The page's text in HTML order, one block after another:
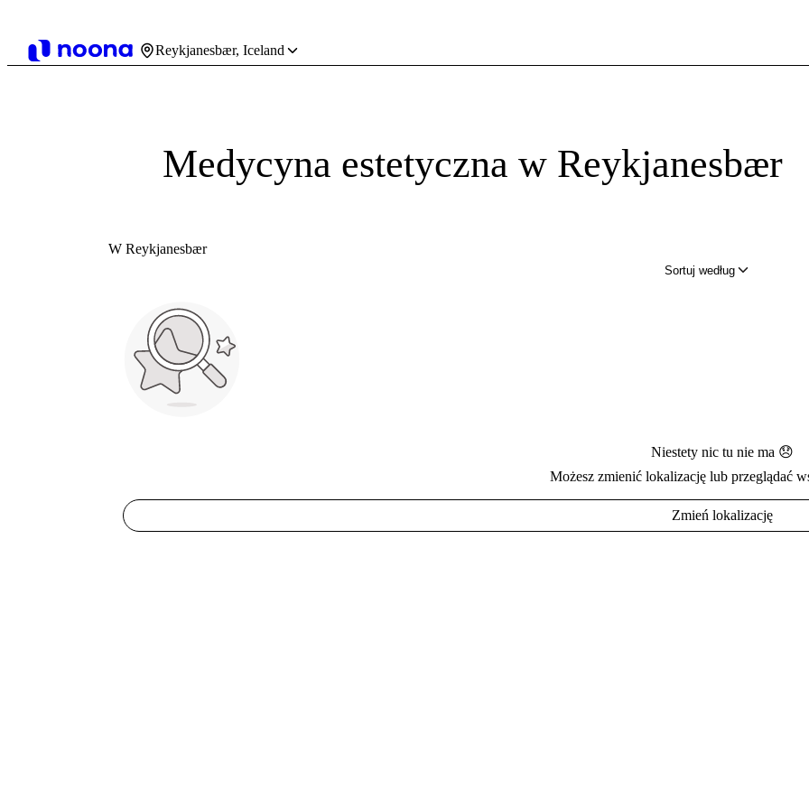
Reykjanesbær, Iceland
Medycyna estetyczna w Reykjanesbær
W Reykjanesbær
Sortuj według
Niestety nic tu nie ma 😞
Możesz zmienić lokalizację lub przeglądać
Zmień lokalizację